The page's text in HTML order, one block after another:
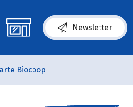
Newsletter
Biocoop